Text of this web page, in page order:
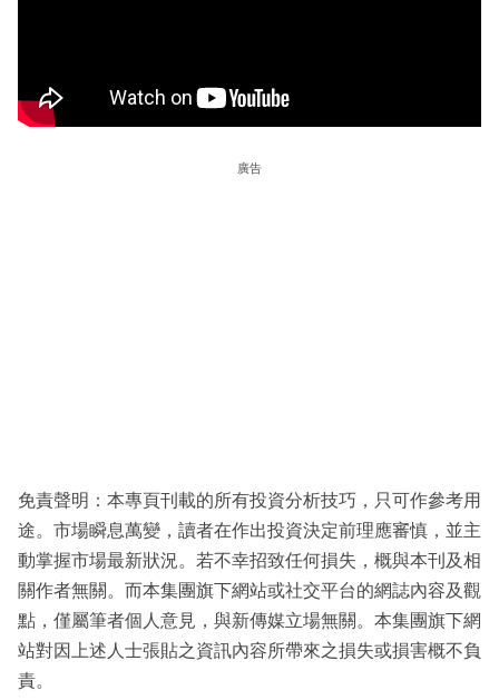
廣告
免責聲明：本專頁刊載的所有投資分析技巧，只可作參考用
途。市場瞬息萬變，讀者在作出投資決定前理應審慎，並主
動掌握市場最新狀況。若不幸招致任何損失，概與本刊及相
關作者無關。而本集團旗下網站或社交平台的網誌內容及觀
點，僅屬筆者個人意見，與新傳媒立場無關。本集團旗下網
站對因上述人士張貼之資訊內容所帶來之損失或損害概不負
責。